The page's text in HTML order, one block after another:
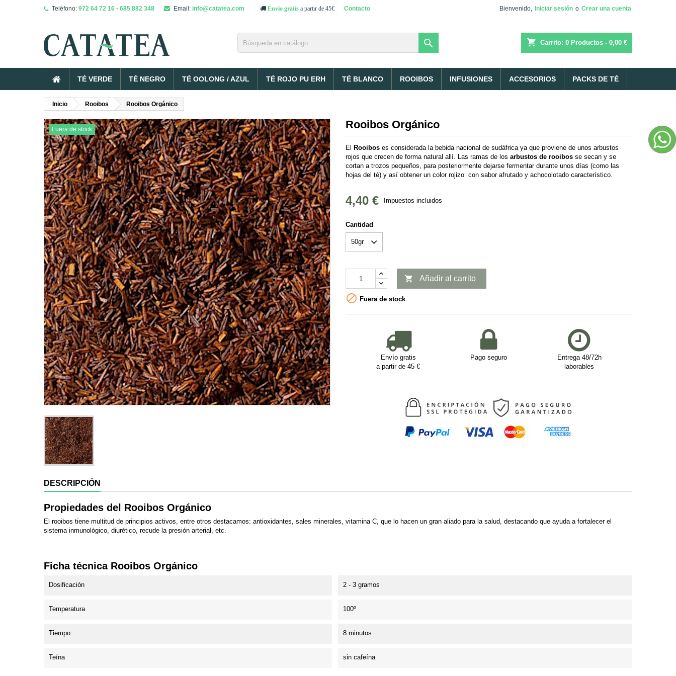
Teléfono: 972 64 72 16 - 685 882 348 Email: info@catatea.com Envio gratís a partir de 45€ Contacto Bienvenido, Iniciar sesión o Crear una cuenta
shopping_cart Carrito: 0 Productos - 0,00 €

TÉ VERDE TÉ NEGRO TÉ OOLONG / AZUL TÉ ROJO PU ERH TÉ BLANCO ROOIBOS INFUSIONES ACCESORIOS PACKS DE TÉ
Inicio Rooibos Rooibos Orgánico
Fuera de stock Rooibos Orgánico
El Rooibos es considerada la bebida nacional de sudáfrica ya que proviene de unos arbustos
rojos que crecen de forma natural allí. Las ramas de los arbustos de rooibos se secan y se
cortan a trozos pequeños, para posteriormente dejarse fermentar durante unos días (como las
hojas del té) y así obtener un color rojizo con sabor afrutado y achocolotado característico.
4,40 € Impuestos incluidos
Cantidad
 Añadir al carrito
 Fuera de stock
Envío gratis
a partir de 45 €
Pago seguro
Entrega 48/72h
laborables
DESCRIPCIÓN
Propiedades del Rooibos Orgánico
El rooibos tiene multitud de principios activos, entre otros destacamos: antioxidantes, sales minerales, vitamina C, que lo hacen un gran aliado para la salud, destacando que ayuda a fortalecer el
sistema inmunológico, diurético, recude la presión arterial, etc.
Ficha técnica Rooibos Orgánico
Dosificación 2 - 3 gramos
Temperatura 100º
Tiempo 8 minutos
Teína sin cafeína